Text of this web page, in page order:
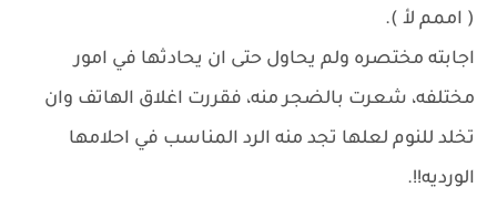
( اممم لأ ).
اجابته مختصره ولم يحاول حتى ان يحادثها في امور
مختلفه، شعرت بالضجر منه، فقررت اغلاق الهاتف وان
تخلد للنوم لعلها تجد منه الرد المناسب في احلامها
الورديه!!.